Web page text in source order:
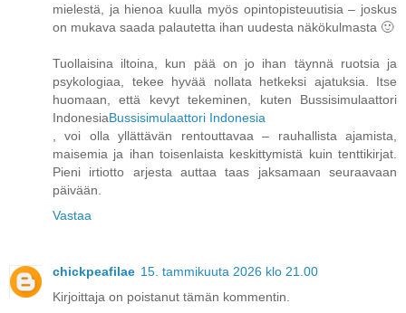
mielestä, ja hienoa kuulla myös opintopisteuutisia – joskus
on mukava saada palautetta ihan uudesta näkökulmasta 🙂
Tuollaisina iltoina, kun pää on jo ihan täynnä ruotsia ja
psykologiaa, tekee hyvää nollata hetkeksi ajatuksia. Itse
huomaan, että kevyt tekeminen, kuten Bussisimulaattori
IndonesiaBussisimulaattori Indonesia
, voi olla yllättävän rentouttavaa – rauhallista ajamista,
maisemia ja ihan toisenlaista keskittymistä kuin tenttikirjat.
Pieni irtiotto arjesta auttaa taas jaksamaan seuraavaan
päivään.
Vastaa
chickpeafilae 15. tammikuuta 2026 klo 21.00
Kirjoittaja on poistanut tämän kommentin.